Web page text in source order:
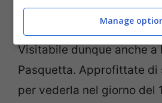
www.mostratitanic.it
Visitabile dunque anche a
Pasquetta. Approfittate di
per vederla nel giorno del
Manage